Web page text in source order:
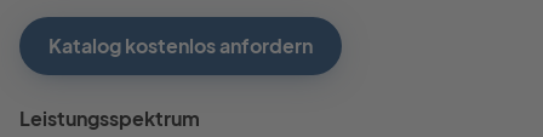
Katalog kostenlos anfordern
Leistungsspektrum